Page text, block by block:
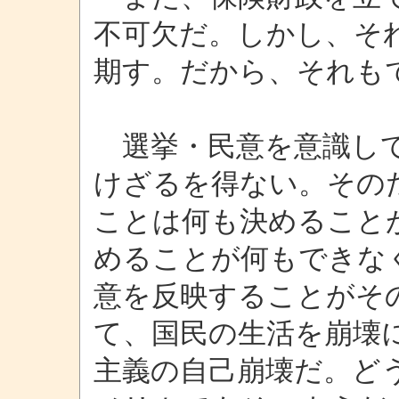
不可欠だ。しかし、そ
期す。だから、それも
選挙・民意を意識し
けざるを得ない。その
ことは何も決めるこ
めることが何もできな
意を反映することがそ
て、国民の生活を崩壊
主義の自己崩壊だ。ど